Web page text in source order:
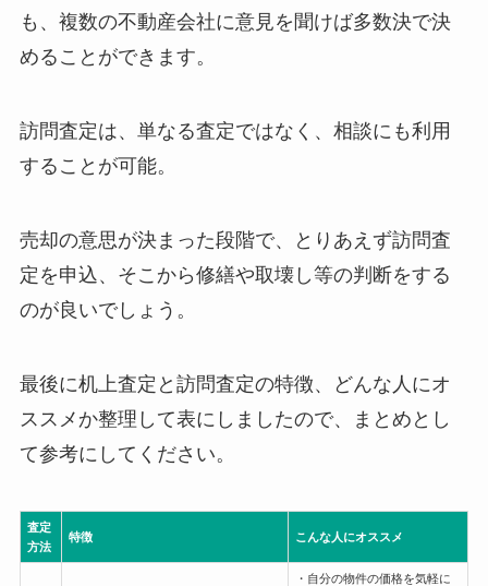
も、複数の不動産会社に意見を聞けば多数決で決
めることができます。
訪問査定は、単なる査定ではなく、相談にも利用
することが可能。
売却の意思が決まった段階で、とりあえず訪問査
定を申込、そこから修繕や取壊し等の判断をする
のが良いでしょう。
最後に机上査定と訪問査定の特徴、どんな人にオ
ススメか整理して表にしましたので、まとめとし
て参考にしてください。
査定
方法
特徴 こんな人にオススメ
・自分の物件の価格を気軽に